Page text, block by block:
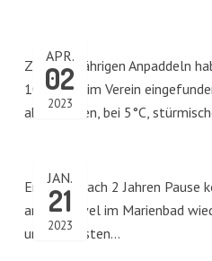
APR.
02
2023
Zum diesjährigen Anpaddeln
10.00 Uhr im Verein
abschrecken, bei 5°C,
JAN.
21
2023
Endlich… nach 2 Jahren Pause
an der Havel im Marienbad
uns schönsten…